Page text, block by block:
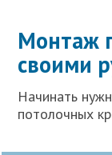
Монтаж
своими
Начинать
потолочных